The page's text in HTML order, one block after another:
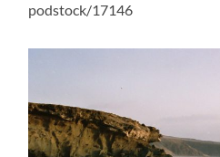
podstock/17146